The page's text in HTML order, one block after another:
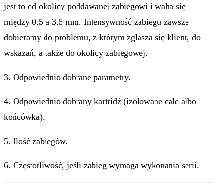
jest to od okolicy poddawanej zabiegowi i waha się
między 0.5 a 3.5 mm. Intensywność zabiegu zawsze
dobieramy do problemu, z którym zgłasza się klient, do
wskazań, a także do okolicy zabiegowej.
3. Odpowiednio dobrane parametry.
4. Odpowiednio dobrany kartridż (izolowane całe albo
końcówka).
5. Ilość zabiegów.
6. Częstotliwość, jeśli zabieg wymaga wykonania serii.